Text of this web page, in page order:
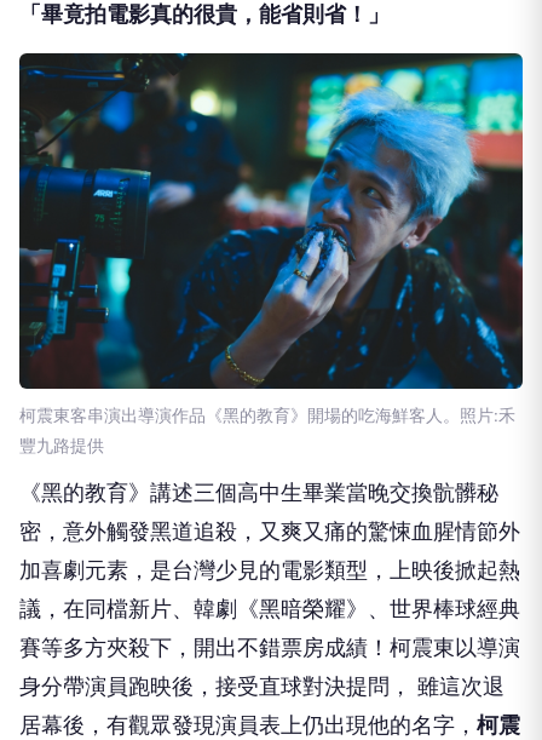
「畢竟拍電影真的很貴，能省則省！」
柯震東客串演出導演作品《黑的教育》開場的吃海鮮客人。照片:禾
豐九路提供
《黑的教育》講述三個高中生畢業當晚交換骯髒秘
密，意外觸發黑道追殺，又爽又痛的驚悚血腥情節外
加喜劇元素，是台灣少見的電影類型，上映後掀起熱
議，在同檔新片、韓劇《黑暗榮耀》、世界棒球經典
賽等多方夾殺下，開出不錯票房成績！柯震東以導演
身分帶演員跑映後，接受直球對決提問， 雖這次退
居幕後，有觀眾發現演員表上仍出現他的名字， 柯震